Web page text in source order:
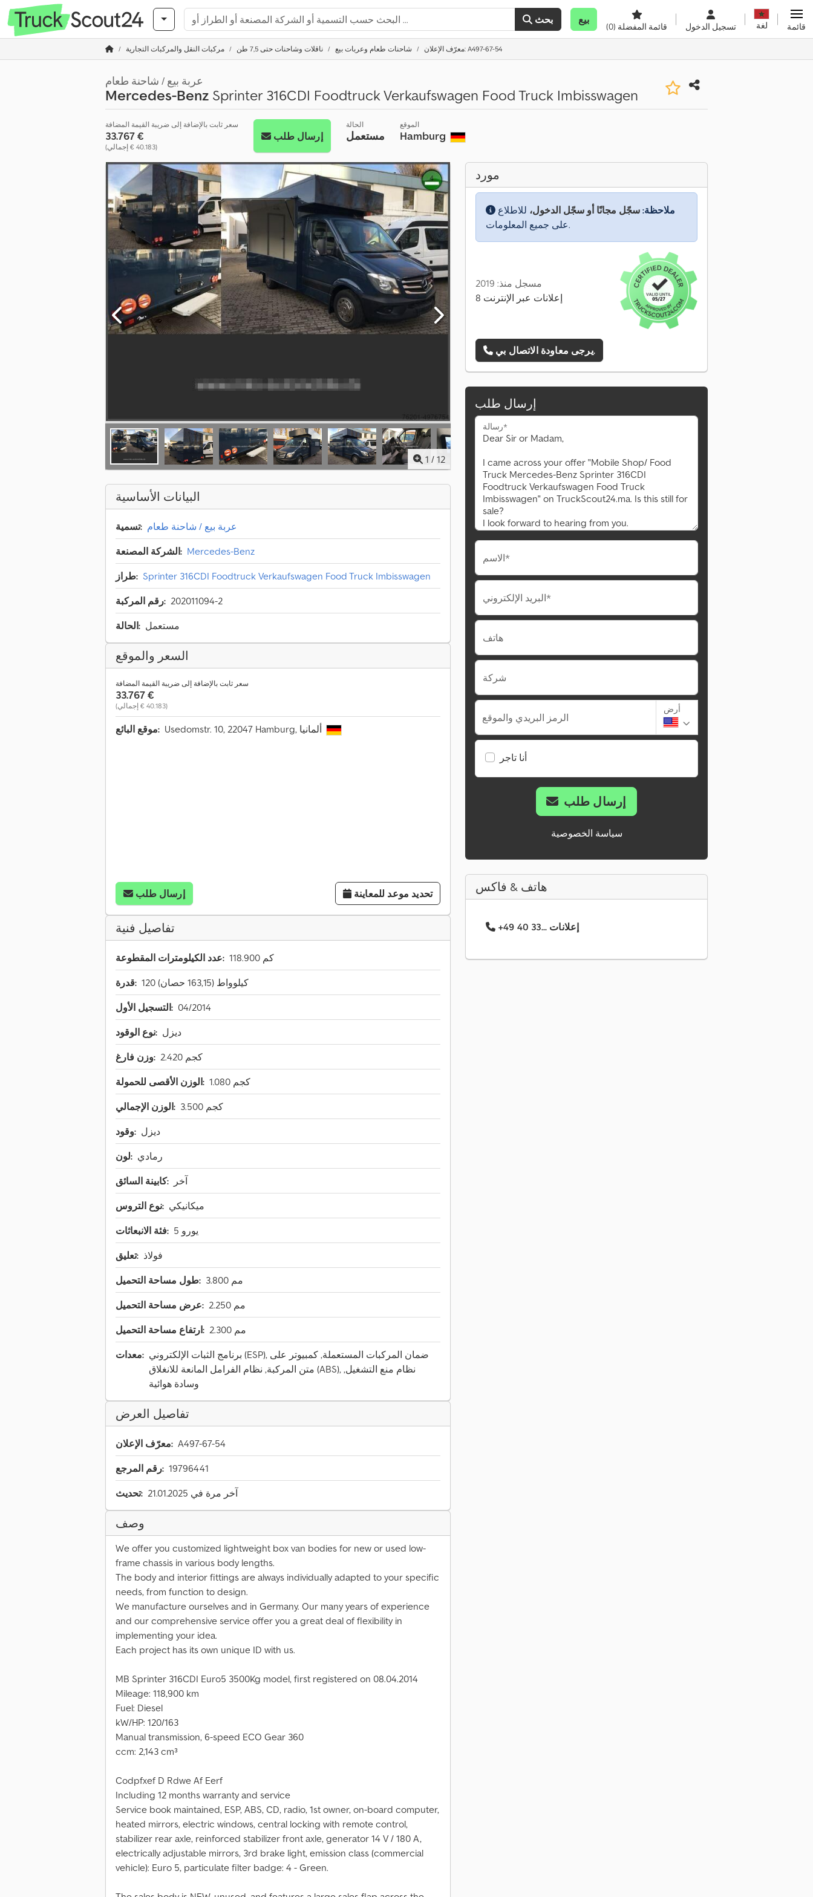
بحث بيع
قائمة المفضلة (0) تسجيل الدخول لغة قائمة
مركبات النقل والمركبات التجارية ناقلات وشاحنات حتى 7,5 طن شاحنات طعام وعربات بيع معرّف الإعلان: A497-67-54
عربة بيع / شاحنة طعام
Mercedes-Benz Sprinter 316CDI Foodtruck Verkaufswagen Food Truck Imbisswagen
سعر ثابت بالإضافة إلى ضريبة القيمة المضافة
‏33.767 €
(‏40.183 € إجمالي)
إرسال طلب
الحالة
مستعمل
الموقع
Hamburg
1 / 12
البيانات الأساسية
تسمية: عربة بيع / شاحنة طعام
الشركة المصنعة: Mercedes-Benz
طراز: Sprinter 316CDI Foodtruck Verkaufswagen Food Truck Imbisswagen
رقم المركبة: 202011094-2
الحالة: مستعمل
السعر والموقع
سعر ثابت بالإضافة إلى ضريبة القيمة المضافة
‏33.767 €
(‏40.183 € إجمالي)
موقع البائع:
إرسال طلب تحديد موعد للمعاينة
تفاصيل فنية
عدد الكيلومترات المقطوعة: 118.900 كم
قدرة: 120 كيلوواط (163,15 حصان)
التسجيل الأول: 04/2014
نوع الوقود: ديزل
وزن فارغ: 2.420 كجم
الوزن الأقصى للحمولة: 1.080 كجم
الوزن الإجمالي: 3.500 كجم
وقود: ديزل
لون: رمادي
كابينة السائق: آخر
نوع التروس: ميكانيكي
فئة الانبعاثات: يورو 5
تعليق: فولاذ
طول مساحة التحميل: 3.800 مم
عرض مساحة التحميل: 2.250 مم
ارتفاع مساحة التحميل: 2.300 مم
معدات: برنامج الثبات الإلكتروني (ESP), ضمان المركبات المستعملة, كمبيوتر على
متن المركبة, نظام الفرامل المانعة للانغلاق (ABS), نظام منع التشغيل,
وسادة هوائية
تفاصيل العرض
معرّف الإعلان: A497-67-54
رقم المرجع: 19796441
تحديث: آخر مرة في 21.01.2025
وصف
We offer you customized lightweight box van bodies for new or used low-
frame chassis in various body lengths.
The body and interior fittings are always individually adapted to your specific
needs, from function to design.
We manufacture ourselves and in Germany. Our many years of experience
and our comprehensive service offer you a great deal of flexibility in
implementing your idea.
Each project has its own unique ID with us.
MB Sprinter 316CDI Euro5 3500Kg model, first registered on 08.04.2014
Mileage: 118,900 km
Fuel: Diesel
kW/HP: 120/163
Manual transmission, 6-speed ECO Gear 360
ccm: 2,143 cm³
Codpfxef D Rdwe Af Eerf
Including 12 months warranty and service
Service book maintained, ESP, ABS, CD, radio, 1st owner, on-board computer,
heated mirrors, electric windows, central locking with remote control,
stabilizer rear axle, reinforced stabilizer front axle, generator 14 V / 180 A,
electrically adjustable mirrors, 3rd brake light, emission class (commercial
vehicle): Euro 5, particulate filter badge: 4 - Green.
مورد
ملاحظة: سجّل مجانًا أو سجّل الدخول، للاطلاع
على جميع المعلومات.
مسجل منذ: 2019
8 إعلانات عبر الإنترنت
يرجى معاودة الاتصال بي.
إرسال طلب
رسالة*
الاسم*
البريد الإلكتروني*
هاتف
شركة
الرمز البريدي والموقع
أرض
أنا تاجر
إرسال طلب
سياسة الخصوصية
هاتف & فاكس
+49 40 33... إعلانات